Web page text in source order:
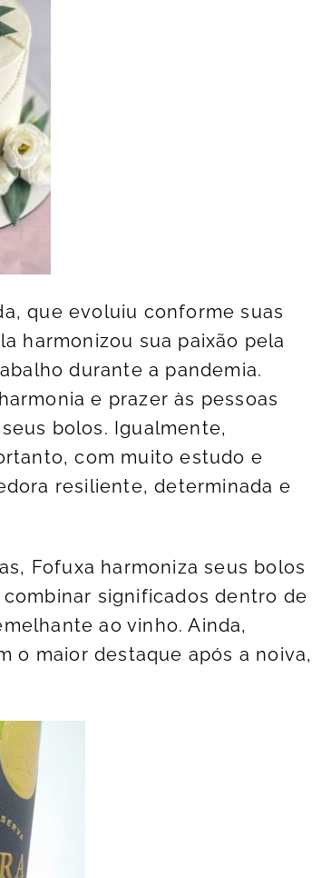
que evoluiu conforme suas
harmonizou sua paixão pela
durante a pandemia.
e prazer às pessoas
bolos. Igualmente,
com muito estudo e
resiliente, determinada e
Fofuxa harmoniza seus bolos
significados dentro de
ao vinho. Ainda,
o maior destaque após a noiva,